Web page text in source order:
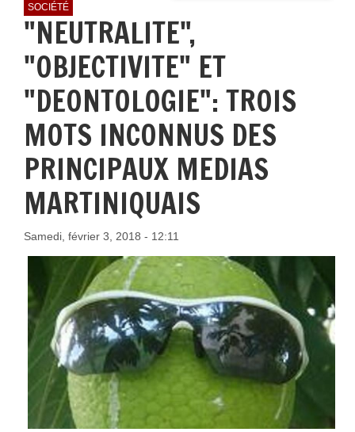
SOCIÉTÉ
"NEUTRALITE",
"OBJECTIVITE" ET
"DEONTOLOGIE": TROIS
MOTS INCONNUS DES
PRINCIPAUX MEDIAS
MARTINIQUAIS
Samedi, février 3, 2018 - 12:11